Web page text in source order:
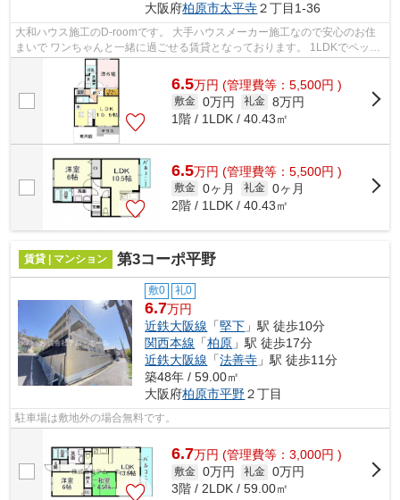
大阪府柏原市太平寺２丁目1-36
大和ハウス施工のD-roomです。 大手ハウスメーカー施工なので安心のお住
まいで ワンちゃんと一緒に過ごせる賃貸となっております。 1LDKでペット
飼えるところって案外少ないので 是非...
6.5万円 (管理費等：5,500円 )
敷金 0万円 礼金 8万円
1階 / 1LDK / 40.43㎡
6.5万円 (管理費等：5,500円 )
敷金 0ヶ月 礼金 0ヶ月
2階 / 1LDK / 40.43㎡
賃貸 | マンション 第3コーポ平野
敷0 礼0
6.7万円
近鉄大阪線 「堅下 」駅 徒歩10分
関西本線 「柏原 」駅 徒歩17分
近鉄大阪線 「法善寺 」駅 徒歩11分
築48年 / 59.00㎡
大阪府柏原市平野２丁目
駐車場は敷地外の場合無料です。
6.7万円 (管理費等：3,000円 )
敷金 0万円 礼金 0万円
3階 / 2LDK / 59.00㎡